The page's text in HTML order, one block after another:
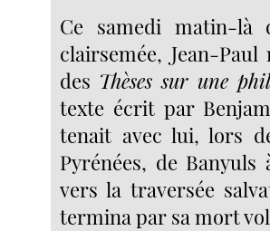
Ce samedi matin-là
clairsemée, Jean-
des Thèses sur une
texte écrit par
tenait avec lui, lors
Pyrénées, de
vers la traversée
termina par sa mort